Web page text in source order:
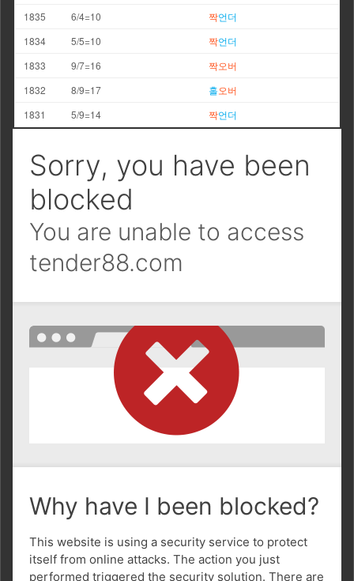
1835 6/4=10 짝언더
1834
5/5=10 짝언더
1833
9/7=16 짝오버
1832
8/9=17 홀오버
1831
5/9=14 짝언더